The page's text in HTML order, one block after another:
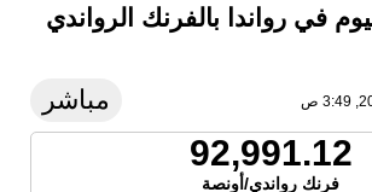
في رواندا بالفرنك الرواندي
مباشر
92,991.12
فرنك رواندي/أونصة